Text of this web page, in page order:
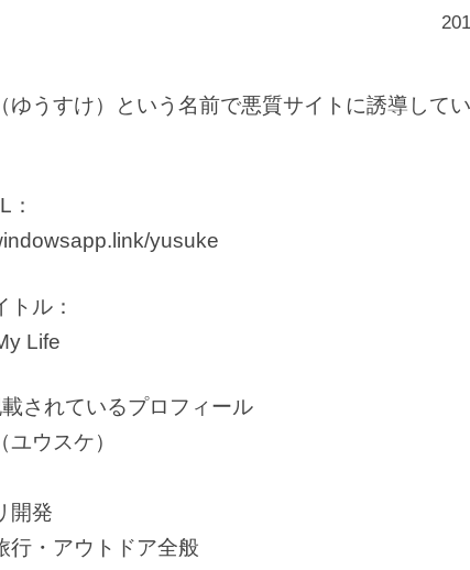
ゆうすけ）という名前で悪質サイトに誘導して
：
yusuke
トル：
Life
されているプロフィール
ウスケ）
開発
行・アウトドア全般